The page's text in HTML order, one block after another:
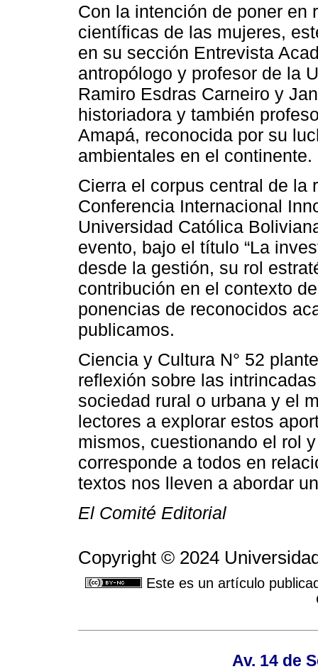
Con la intención de poner en
científicas de las mujeres,
en su sección Entrevista
antropólogo y profesor de la
Ramiro Esdras Carneiro y
historiadora y también
Amapá, reconocida por su
ambientales en el continente.
Cierra el corpus central de la
Conferencia Internacional
Universidad Católica
evento, bajo el título “La
desde la gestión, su rol
contribución en el contexto
ponencias de reconocidos
publicamos.
Ciencia y Cultura N° 52
reflexión sobre las
sociedad rural o urbana y el
lectores a explorar estos
mismos, cuestionando el rol
corresponde a todos en
textos nos lleven a abordar
El Comité Editorial
Copyright © 2024
Este es un artículo
Av. 14 de